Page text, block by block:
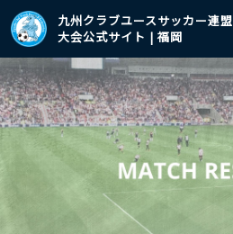
九州クラブユースサッカー連盟
大会公式サイト | 福岡